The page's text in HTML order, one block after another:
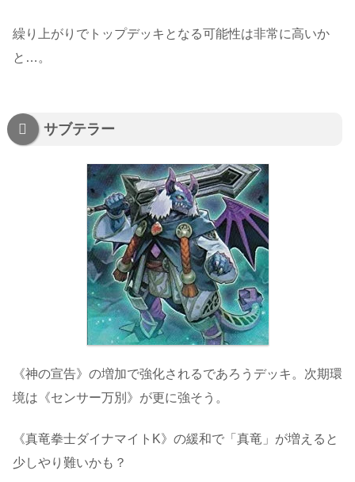
繰り上がりでトップデッキとなる可能性は非常に高いか
と…。
サブテラー
《神の宣告》の増加で強化されるであろうデッキ。次期環
境は《センサー万別》が更に強そう。
《真竜拳士ダイナマイトK》の緩和で「真竜」が増えると
少しやり難いかも？